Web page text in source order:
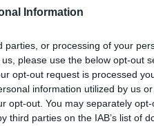
Information
parties, or processing of your
please use the below opt-out
opt-out request is processed
information utilized by us
opt-out. You may separately
third parties on the IAB’s list of
egy Facebook-
– a videó címe